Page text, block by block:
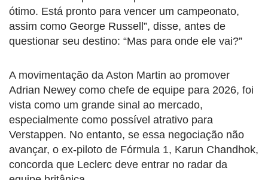
ótimo. Está pronto para vencer um campeonato,
assim como George Russell”, disse, antes de
questionar seu destino: “Mas para onde ele vai?”
A movimentação da Aston Martin ao promover
Adrian Newey como chefe de equipe para 2026, foi
vista como um grande sinal ao mercado,
especialmente como possível atrativo para
Verstappen. No entanto, se essa negociação não
avançar, o ex-piloto de Fórmula 1, Karun Chandhok,
concorda que Leclerc deve entrar no radar da